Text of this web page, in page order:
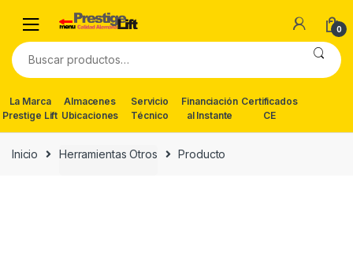
navigation
content
0
Buscar
por:
La Marca
Prestige Lift
Almacenes
Ubicaciones
Servicio
Técnico
Financiación
al Instante
Certificados
CE
Inicio Herramientas Otros Producto